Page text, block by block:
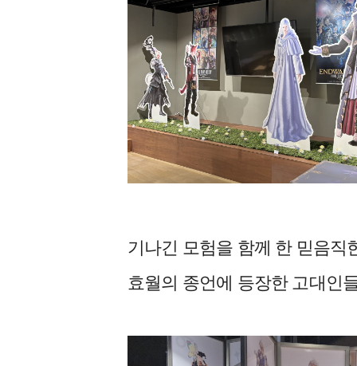
기나긴 모험을 함께 한 믿음직
효월의 종언에 등장한 고대인